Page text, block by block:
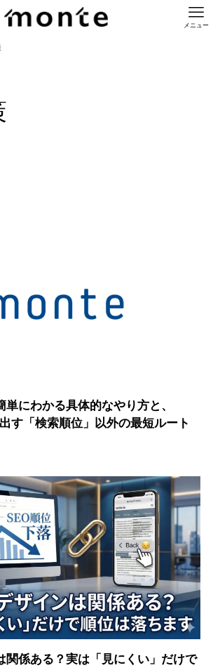
メニュー
単にわかる具体的なやり方と、
す「検索順位」以外の最短ルート
関係ある？実は「見にくい」だけで